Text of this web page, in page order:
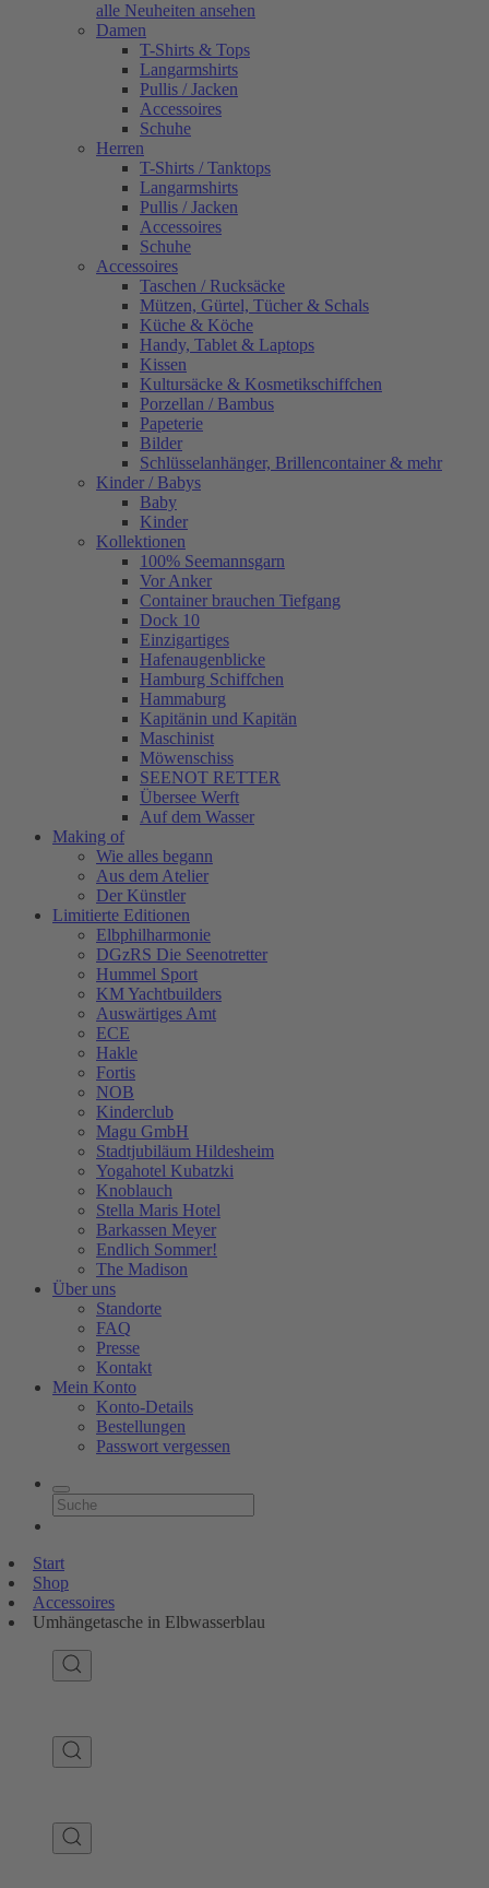
alle Neuheiten ansehen
Damen
T-Shirts & Tops
Langarmshirts
Pullis / Jacken
Accessoires
Schuhe
Herren
T-Shirts / Tanktops
Langarmshirts
Pullis / Jacken
Accessoires
Schuhe
Accessoires
Taschen / Rucksäcke
Mützen, Gürtel, Tücher & Schals
Küche & Köche
Handy, Tablet & Laptops
Kissen
Kultursäcke & Kosmetikschiffchen
Porzellan / Bambus
Papeterie
Bilder
Schlüsselanhänger, Brillencontainer & mehr
Kinder / Babys
Baby
Kinder
Kollektionen
100% Seemannsgarn
Vor Anker
Container brauchen Tiefgang
Dock 10
Einzigartiges
Hafenaugen­blicke
Hamburg Schiffchen
Hammaburg
Kapitänin und Kapitän
Maschinist
Möwenschiss
SEENOT RETTER
Übersee Werft
Auf dem Wasser
Making of
Wie alles begann
Aus dem Atelier
Der Künstler
Limitierte Editionen
Elbphilharmonie
DGzRS Die Seenotretter
Hummel Sport
KM Yachtbuilders
Auswärtiges Amt
ECE
Hakle
Fortis
NOB
Kinderclub
Magu GmbH
Stadtjubiläum Hildesheim
Yogahotel Kubatzki
Knoblauch
Stella Maris Hotel
Barkassen Meyer
Endlich Sommer!
The Madison
Über uns
Standorte
FAQ
Presse
Kontakt
Mein Konto
Konto-Details
Bestellungen
Passwort vergessen
Start
Shop
Accessoires
Umhängetasche in Elbwasserblau